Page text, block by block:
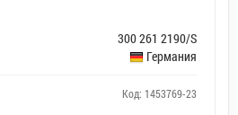
300 261 2190/S
Германия
Код: 1453769-23